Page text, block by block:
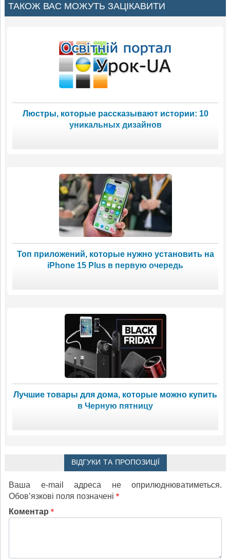
ТАКОЖ ВАС МОЖУТЬ ЗАЦІКАВИТИ
Люстры, которые рассказывают истории: 10
уникальных дизайнов
Топ приложений, которые нужно установить на
iPhone 15 Plus в первую очередь
Лучшие товары для дома, которые можно купить
в Черную пятницу
ВІДГУКИ ТА ПРОПОЗИЦІЇ
Ваша e-mail адреса не оприлюднюватиметься.
Обов’язкові поля позначені *
Коментар *